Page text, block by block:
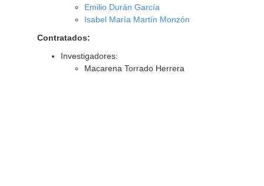
Emilio Durán García
Isabel María Martín Monzón
Contratados:
Investigadores:
Macarena Torrado Herrera